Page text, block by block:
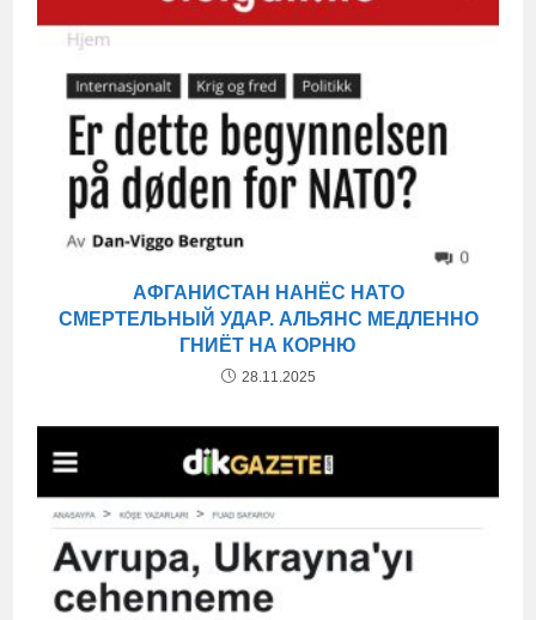
АФГАНИСТАН НАНЁС НАТО
СМЕРТЕЛЬНЫЙ УДАР. АЛЬЯНС МЕДЛЕННО
ГНИЁТ НА КОРНЮ
28.11.2025